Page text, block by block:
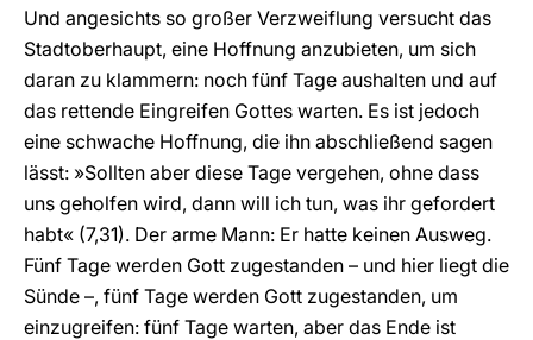
Und angesichts so großer Verzweiflung versucht das
Stadtoberhaupt, eine Hoffnung anzubieten, um sich
daran zu klammern: noch fünf Tage aushalten und auf
das rettende Eingreifen Gottes warten. Es ist jedoch
eine schwache Hoffnung, die ihn abschließend sagen
lässt: »Sollten aber diese Tage vergehen, ohne dass
uns geholfen wird, dann will ich tun, was ihr gefordert
habt« (7,31). Der arme Mann: Er hatte keinen Ausweg.
Fünf Tage werden Gott zugestanden – und hier liegt die
Sünde –, fünf Tage werden Gott zugestanden, um
einzugreifen: fünf Tage warten, aber das Ende ist